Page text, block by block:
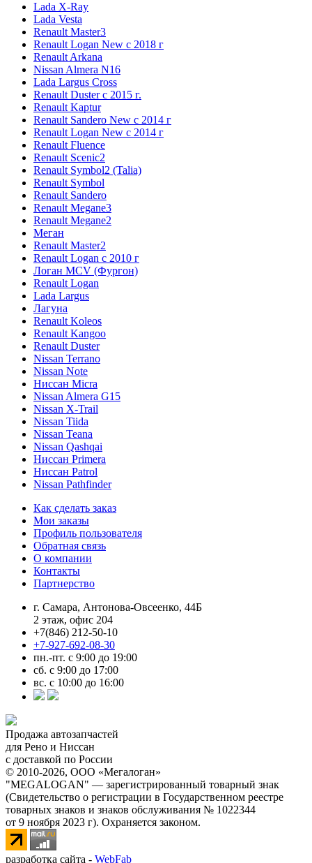
Lada X-Ray
Lada Vesta
Renault Master3
Renault Logan New с 2018 г
Renault Arkana
Nissan Almera N16
Lada Largus Cross
Renault Duster с 2015 г.
Renault Kaptur
Renault Sandero New с 2014 г
Renault Logan New с 2014 г
Renault Fluence
Renault Scenic2
Renault Symbol2 (Talia)
Renault Symbol
Renault Sandero
Renault Megane3
Renault Megane2
Меган
Renault Master2
Renault Logan c 2010 г
Логан МСV (Фургон)
Renault Logan
Lada Largus
Лагуна
Renault Koleos
Renault Kangoo
Renault Duster
Nissan Terrano
Nissan Note
Ниссан Micra
Nissan Almera G15
Nissan X-Trail
Nissan Tiida
Nissan Teana
Nissan Qashqai
Ниссан Primera
Ниссан Patrol
Nissan Pathfinder
Как сделать заказ
Мои заказы
Профиль пользователя
Обратная связь
О компании
Контакты
Партнерство
г. Самара, Антонова-Овсеенко, 44Б
2 этаж, офис 204
+7(846) 212-50-10
+7-927-692-08-30
пн.-пт. с 9:00 до 19:00
сб. с 9:00 до 17:00
вс. с 10:00 до 16:00
Продажа автозапчастей
для Рено и Ниссан
с доставкой по России
© 2010-2026, ООО «Мегалоган»
"MEGALOGAN" — зарегистрированный товарный знак
(Свидетельство о регистрации в Государственном реестре
товарных знаков и знаков обслуживания № 1022344
от 9 ноября 2023 г). Охраняется законом.
разработка сайта - WebFab